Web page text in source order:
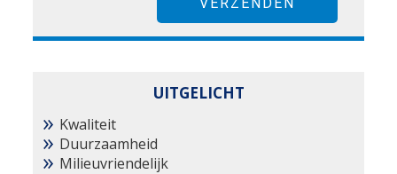
UITGELICHT
Kwaliteit
Duurzaamheid
Milieuvriendelijk